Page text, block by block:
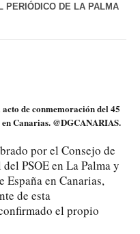
PERIÓDICO DE LA PALMA
de conmemoración del 45
Canarias. @DGCANARIAS.
por el Consejo de
PSOE en La Palma y
en Canarias,
de esta
el propio